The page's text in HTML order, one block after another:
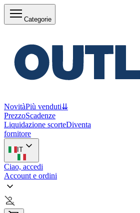
Categorie
NovitàPiù venduti⇊
PrezzoScadenze
Liquidazione scorteDiventa
fornitore
IT
Ciao, accedi
Account e ordini